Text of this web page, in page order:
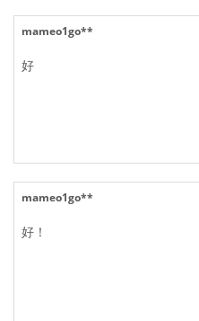
mameo1go**
好
mameo1go**
好！